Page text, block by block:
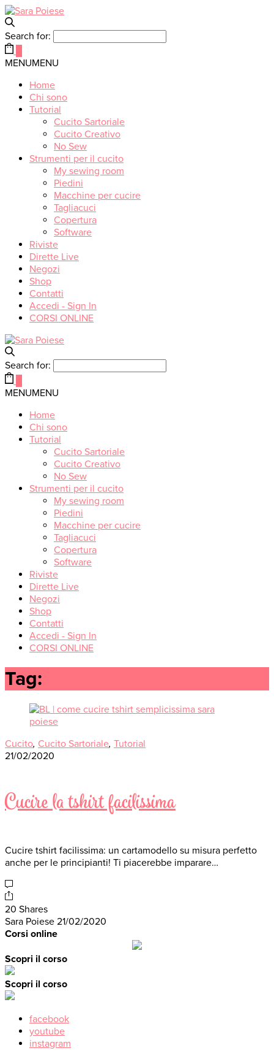
Search for:
MENUMENU
Home
Chi sono
Tutorial
Cucito Sartoriale
Cucito Creativo
No Sew
Strumenti per il cucito
My sewing room
Piedini
Macchine per cucire
Tagliacuci
Copertura
Software
Riviste
Dirette Live
Negozi
Shop
Contatti
Accedi - Sign In
CORSI ONLINE
Search for:
MENUMENU
Home
Chi sono
Tutorial
Cucito Sartoriale
Cucito Creativo
No Sew
Strumenti per il cucito
My sewing room
Piedini
Macchine per cucire
Tagliacuci
Copertura
Software
Riviste
Dirette Live
Negozi
Shop
Contatti
Accedi - Sign In
CORSI ONLINE
Tag:
Cucito, Cucito Sartoriale, Tutorial
21/02/2020
Cucire la tshirt facilissima
Cucire tshirt facilissima: un cartamodello su misura perfetto
anche per le principianti! Ti piacerebbe imparare…
20 Shares
Sara Poiese 21/02/2020
Corsi online
Scopri il corso
Scopri il corso
facebook
youtube
instagram